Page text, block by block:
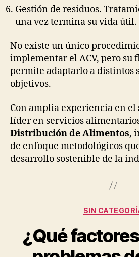
Gestión de residuos.
una vez termina su vida útil.
No existe un único
implementar el ACV, pero su
permite adaptarlo a distintos
objetivos.
Con amplia experiencia en el
líder en servicios
Distribución de Alimentos,
de enfoque metodológicos
desarrollo sostenible de la
SIN
¿Qué